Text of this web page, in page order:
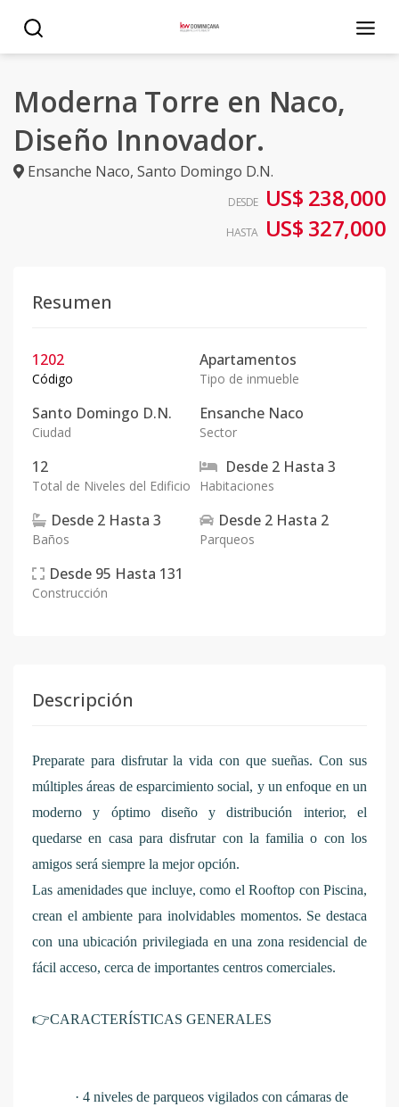
Moderna Torre en Naco,
Diseño Innovador.
Ensanche Naco, Santo Domingo D.N.
DESDE US$ 238,000
HASTA US$ 327,000
Resumen
1202
Código
Apartamentos
Tipo de inmueble
Santo Domingo D.N.
Ciudad
Ensanche Naco
Sector
12
Total de Niveles del Edificio
Desde 2 Hasta 3
Habitaciones
Desde 2 Hasta 3
Baños
Desde 2 Hasta 2
Parqueos
Desde 95 Hasta 131
Construcción
Descripción
Preparate para disfrutar la vida con que sueñas. Con sus
múltiples áreas de esparcimiento social, y un enfoque en un
moderno y óptimo diseño y distribución interior, el
quedarse en casa para disfrutar con la familia o con los
amigos será siempre la mejor opción.
Las amenidades que incluye, como el Rooftop con Piscina,
crean el ambiente para inolvidables momentos. Se destaca
con una ubicación privilegiada en una zona residencial de
fácil acceso, cerca de importantes centros comerciales.
👉CARACTERÍSTICAS GENERALES
· 4 niveles de parqueos vigilados con cámaras de